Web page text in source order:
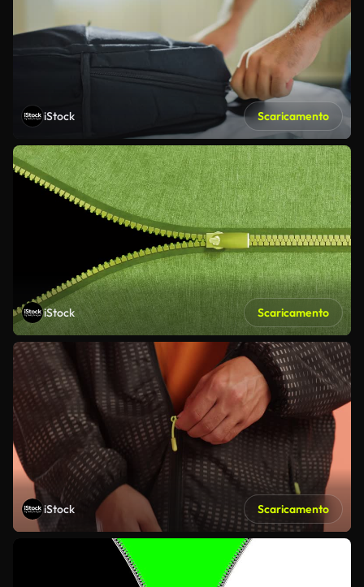
iStock Scaricamento
iStock Scaricamento
iStock Scaricamento